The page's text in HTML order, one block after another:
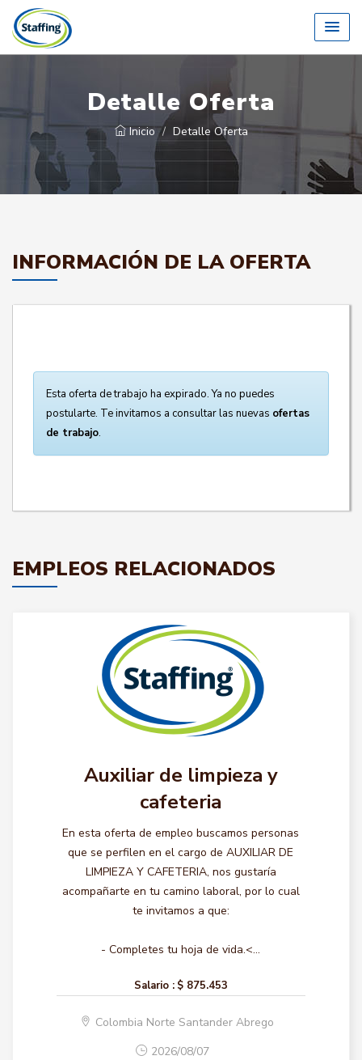
Detalle Oferta
Inicio Detalle Oferta
INFORMACIÓN DE LA OFERTA
Esta oferta de trabajo ha expirado. Ya no puedes
postularte. Te invitamos a consultar las nuevas ofertas
de trabajo.
EMPLEOS RELACIONADOS
Auxiliar de limpieza y
cafeteria
En esta oferta de empleo buscamos personas
que se perfilen en el cargo de AUXILIAR DE
LIMPIEZA Y CAFETERIA, nos gustaría
acompañarte en tu camino laboral, por lo cual
te invitamos a que:
- Completes tu hoja de vida.<...
Salario : $ 875.453
Colombia Norte Santander Abrego
2026/08/07